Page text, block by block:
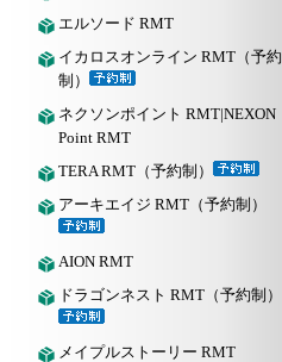
エルソード RMT
イカロスオンライン RMT（予約
制）
ネクソンポイント RMT|NEXON
Point RMT
TERA RMT（予約制）
アーキエイジ RMT（予約制）
AION RMT
ドラゴンネスト RMT（予約制）
メイプルストーリー RMT